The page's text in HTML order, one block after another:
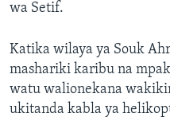
wa Setif.
Katika wilaya ya Souk
mashariki karibu na
watu walionekana
ukitanda kabla ya